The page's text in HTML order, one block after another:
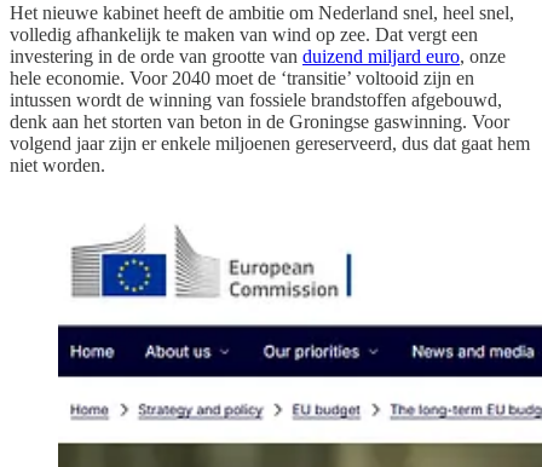
Het nieuwe kabinet heeft de ambitie om Nederland snel, heel snel,
volledig afhankelijk te maken van wind op zee. Dat vergt een
investering in de orde van grootte van duizend miljard euro, onze
hele economie. Voor 2040 moet de ‘transitie’ voltooid zijn en
intussen wordt de winning van fossiele brandstoffen afgebouwd,
denk aan het storten van beton in de Groningse gaswinning. Voor
volgend jaar zijn er enkele miljoenen gereserveerd, dus dat gaat hem
niet worden.